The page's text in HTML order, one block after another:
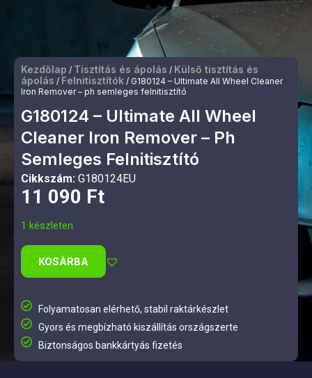
Kezdőlap / Tisztítás és ápolás / Külső tisztítás és
ápolás / Felnitisztítók / G180124 – Ultimate All Wheel Cleaner
Iron Remover – ph semleges felnitisztító
G180124 – Ultimate All Wheel
Cleaner Iron Remover – Ph
Semleges Felnitisztító
Cikkszám: G180124EU
11 090 Ft
1 készleten
KOSÁRBA
Folyamatosan elérhető, stabil raktárkészlet
Gyors és megbízható kiszállítás országszerte
Biztonságos bankkártyás fizetés